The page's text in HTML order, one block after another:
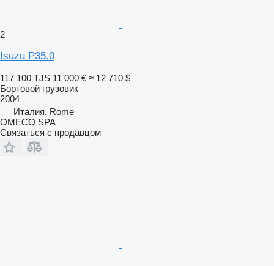
2
Isuzu P35.0
117 100 TJS 11 000 € ≈ 12 710 $
Бортовой грузовик
2004
Италия, Rome
OMECO SPA
Связаться с продавцом